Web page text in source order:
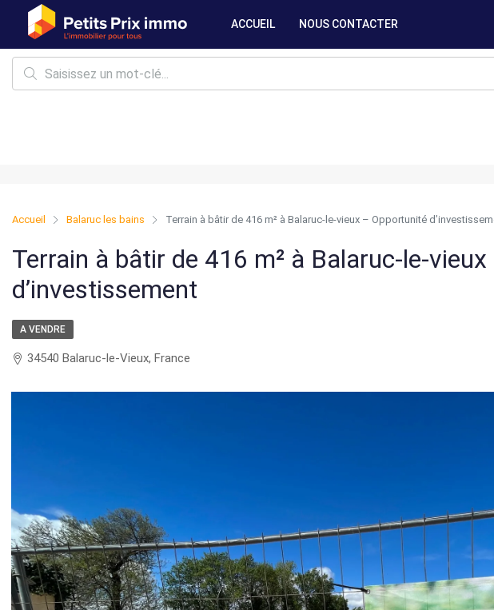
ACCUEIL NOUS CONTACTER
Accueil Balaruc les bains Terrain à bâtir de 416 m² à Balaruc-le-vieux – Opportunité
Terrain à bâtir de 416 m² à Balaruc-le-
d’investissement
A VENDRE
34540 Balaruc-le-Vieux, France